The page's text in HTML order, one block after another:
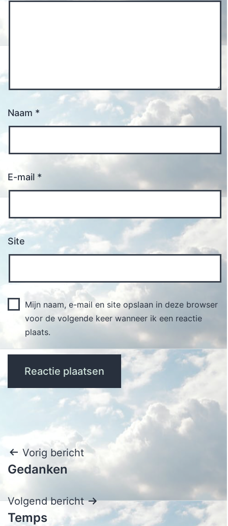
Naam *
E-mail *
Site
Mijn naam, e-mail en site opslaan in deze browser
voor de volgende keer wanneer ik een reactie
plaats.
Bericht
navigatie
Vorig bericht
Gedanken
Volgend bericht
Temps